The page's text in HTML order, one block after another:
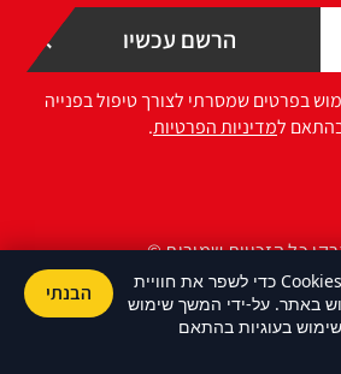
בפרטים שמסרתי לצורך טיפול בפנייה
למדיניות הפרטיות.
Design by
אנחנו משתמשים בקבצי Cookies כדי לשפר את חוויית
באתר. על-ידי המשך שימוש
בעוגיות בהתאם
הבנתי